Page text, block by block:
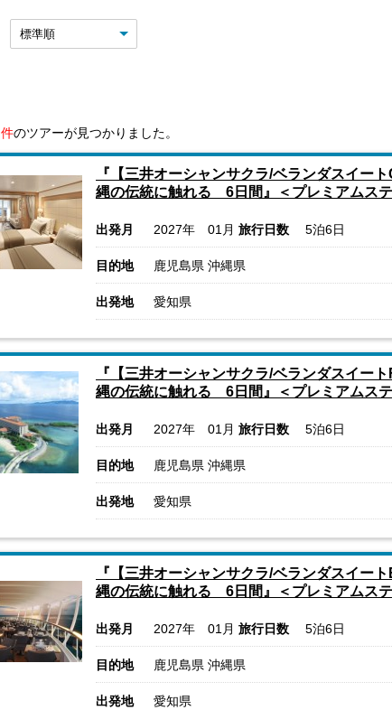
件のツアーが見つかりました。
『【三井オーシャンサクラ/ベランダスイー
縄の伝統に触れる 6日間』＜プレミアムス
出発月 2027年 01月 旅行日数 5泊6日
目的地 鹿児島県 沖縄県
出発地 愛知県
『【三井オーシャンサクラ/ベランダスイー
縄の伝統に触れる 6日間』＜プレミアムス
出発月 2027年 01月 旅行日数 5泊6日
目的地 鹿児島県 沖縄県
出発地 愛知県
『【三井オーシャンサクラ/ベランダスイー
縄の伝統に触れる 6日間』＜プレミアムス
出発月 2027年 01月 旅行日数 5泊6日
目的地 鹿児島県 沖縄県
出発地 愛知県